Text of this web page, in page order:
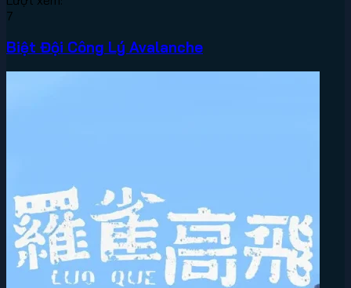
7
Biệt Đội Công Lý Avalanche